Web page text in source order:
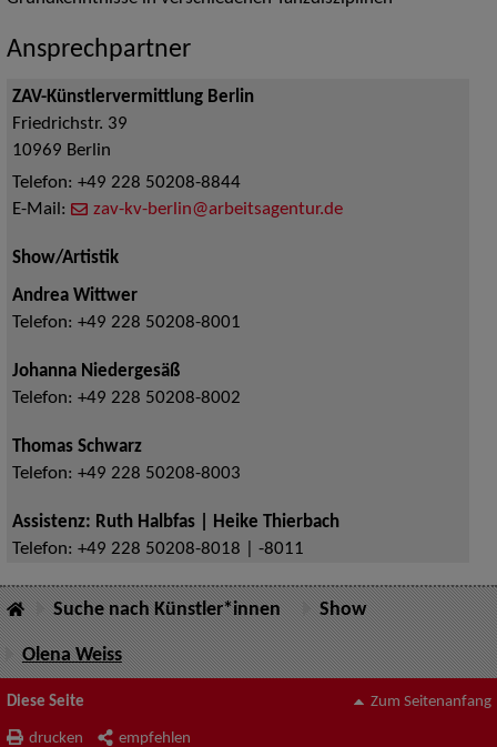
Ansprechpartner
ZAV-Künstlervermittlung Berlin
Friedrichstr. 39
10969 Berlin
Telefon: +49 228 50208-8844
E-Mail:
zav-kv-berlin@arbeitsagentur.de
Show/Artistik
Andrea Wittwer
Telefon: +49 228 50208-8001
Johanna Niedergesäß
Telefon: +49 228 50208-8002
Thomas Schwarz
Telefon: +49 228 50208-8003
Assistenz: Ruth Halbfas | Heike Thierbach
Telefon: +49 228 50208-8018 | -8011
Suche nach Künstler*innen Show
Olena Weiss
Diese Seite
drucken empfehlen
Zum Seitenanfang